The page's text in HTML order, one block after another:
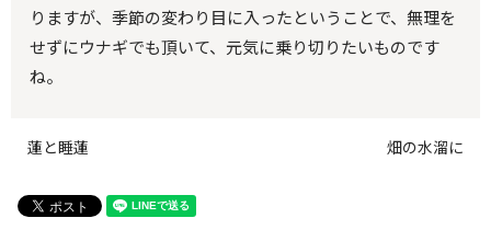
りますが、季節の変わり目に入ったということで、無理を
せずにウナギでも頂いて、元気に乗り切りたいものです
ね。
蓮と睡蓮 畑の水溜に